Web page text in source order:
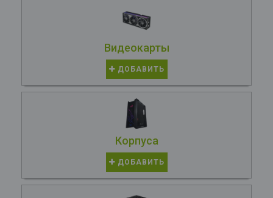
Видеокарты
ДОБАВИТЬ
Корпуса
ДОБАВИТЬ